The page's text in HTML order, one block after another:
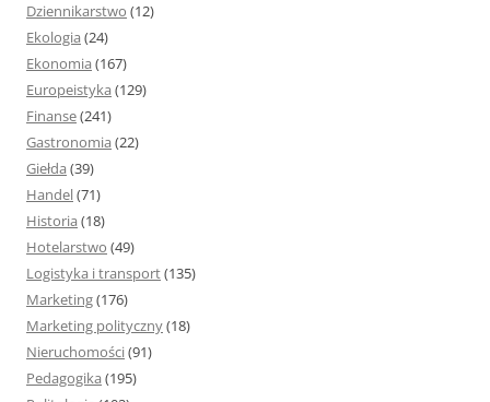
Dziennikarstwo (12)
Ekologia (24)
Ekonomia (167)
Europeistyka (129)
Finanse(241)
Gastronomia (22)
Giełda (39)
Handel(71)
Historia (18)
Hotelarstwo (49)
Logistyka i transport(135)
Marketing(176)
Marketing polityczny(18)
Nieruchomości(91)
Pedagogika (195)